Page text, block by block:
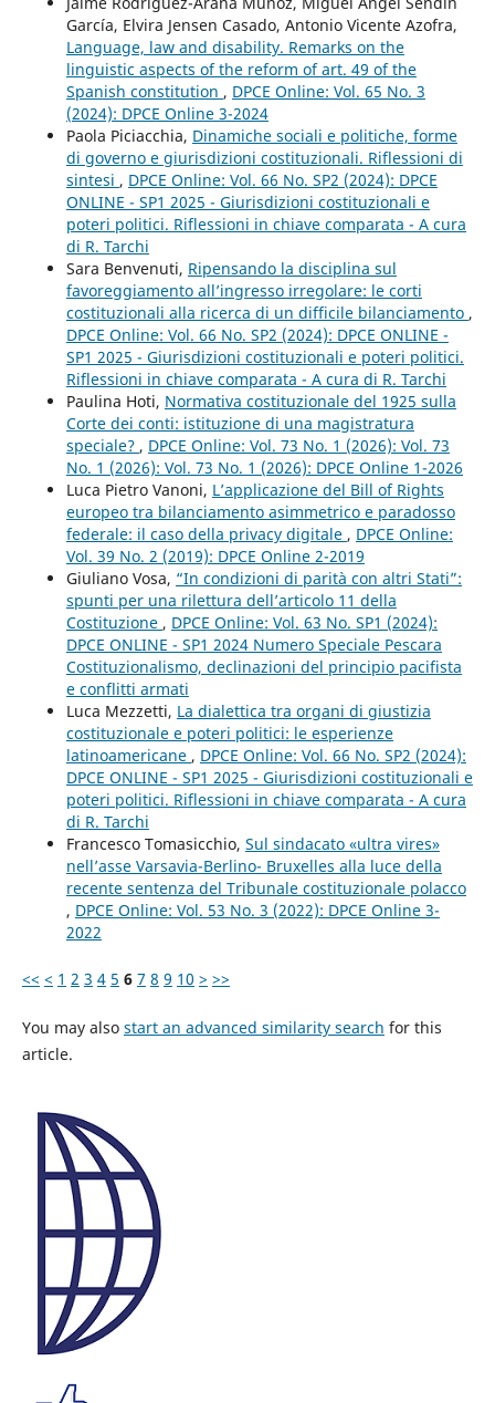
García, Elvira Jensen Casado, Antonio Vicente Azofra,
Language, law and disability. Remarks on the
linguistic aspects of the reform of art. 49 of the
Spanish constitution , DPCE Online: Vol. 65 No. 3
(2024): DPCE Online 3-2024
Paola Piciacchia, Dinamiche sociali e politiche, forme
di governo e giurisdizioni costituzionali. Riflessioni di
sintesi , DPCE Online: Vol. 66 No. SP2 (2024): DPCE
ONLINE - SP1 2025 - Giurisdizioni costituzionali e
poteri politici. Riflessioni in chiave comparata - A cura
di R. Tarchi
Sara Benvenuti, Ripensando la disciplina sul
favoreggiamento all’ingresso irregolare: le corti
costituzionali alla ricerca di un difficile bilanciamento ,
DPCE Online: Vol. 66 No. SP2 (2024): DPCE ONLINE -
SP1 2025 - Giurisdizioni costituzionali e poteri politici.
Riflessioni in chiave comparata - A cura di R. Tarchi
Paulina Hoti, Normativa costituzionale del 1925 sulla
Corte dei conti: istituzione di una magistratura
speciale? , DPCE Online: Vol. 73 No. 1 (2026): Vol. 73
No. 1 (2026): Vol. 73 No. 1 (2026): DPCE Online 1-2026
Luca Pietro Vanoni, L’applicazione del Bill of Rights
europeo tra bilanciamento asimmetrico e paradosso
federale: il caso della privacy digitale , DPCE Online:
Vol. 39 No. 2 (2019): DPCE Online 2-2019
Giuliano Vosa, “In condizioni di parità con altri Stati”:
spunti per una rilettura dell’articolo 11 della
Costituzione , DPCE Online: Vol. 63 No. SP1 (2024):
DPCE ONLINE - SP1 2024 Numero Speciale Pescara
Costituzionalismo, declinazioni del principio pacifista
e conflitti armati
Luca Mezzetti, La dialettica tra organi di giustizia
costituzionale e poteri politici: le esperienze
latinoamericane , DPCE Online: Vol. 66 No. SP2 (2024):
DPCE ONLINE - SP1 2025 - Giurisdizioni costituzionali e
poteri politici. Riflessioni in chiave comparata - A cura
di R. Tarchi
Francesco Tomasicchio, Sul sindacato «ultra vires»
nell’asse Varsavia-Berlino- Bruxelles alla luce della
recente sentenza del Tribunale costituzionale polacco
, DPCE Online: Vol. 53 No. 3 (2022): DPCE Online 3-
2022
<< < 1 2 3 4 5 6 7 8 9 10 > >>
You may also start an advanced similarity search for this
article.